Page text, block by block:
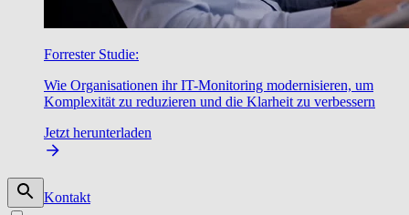
Forrester Studie:
Wie Organisationen ihr IT-Monitoring modernisieren, um
Komplexität zu reduzieren und die Klarheit zu verbessern
Jetzt herunterladen
Kontakt